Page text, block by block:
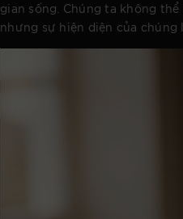
gian sống. Chúng ta không
nhưng sự hiện diện của